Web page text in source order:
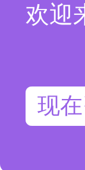
欢迎
现